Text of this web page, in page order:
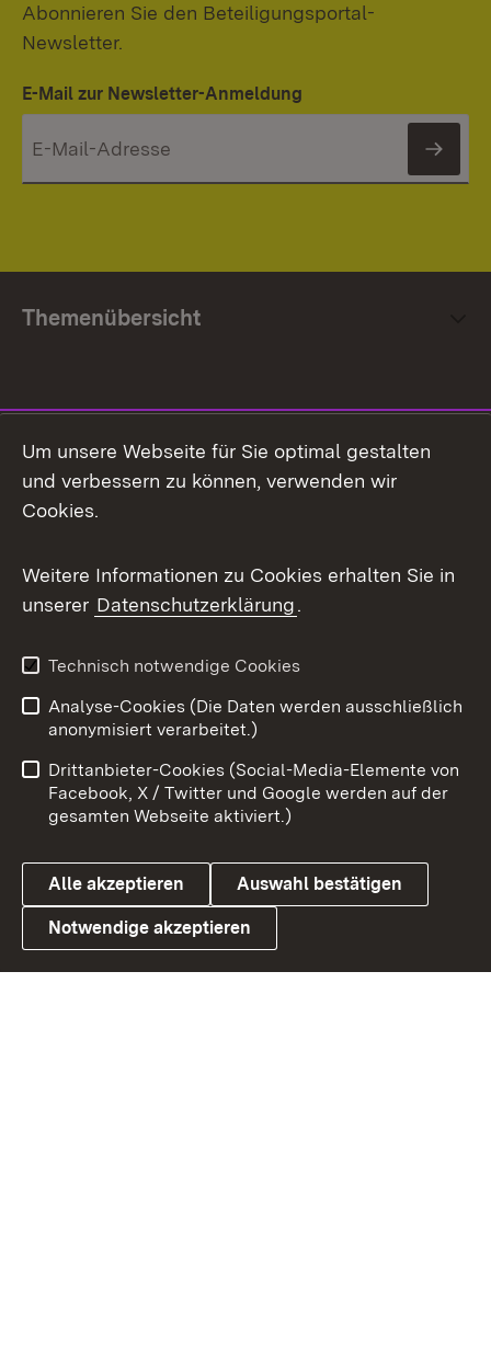
Abonnieren Sie den Beteiligungsportal-
Newsletter.
E-Mail zur Newsletter-Anmeldung
Themenübersicht
Facebook
X / Twitter
Youtube
Link zum Landesportal
Impressum
Kontakt
Barrierefreiheit
Datenschutz
Cookies
Um unsere Webseite für Sie optimal gestalten
und verbessern zu können, verwenden wir
Cookies.
Weitere Informationen zu Cookies erhalten Sie in
unserer Datenschutzerklärung.
Technisch notwendige Cookies
Analyse-Cookies (Die Daten werden ausschließlich
anonymisiert verarbeitet.)
Drittanbieter-Cookies (Social-Media-Elemente von
Facebook, X / Twitter und Google werden auf der
gesamten Webseite aktiviert.)
Alle akzeptieren Auswahl bestätigen
Notwendige akzeptieren